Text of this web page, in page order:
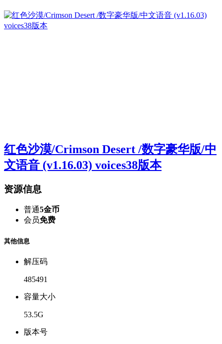
红色沙漠/Crimson Desert /数字豪华版/中
文语音 (v1.16.03) voices38版本
资源信息
普通5金币
会员免费
其他信息
解压码
485491
容量大小
53.5G
版本号